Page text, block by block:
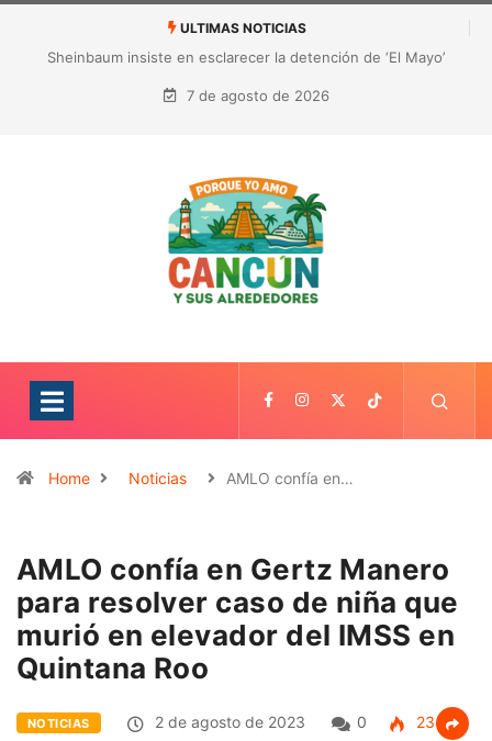
ULTIMAS NOTICIAS
¿Quién es Galita Ari y por qué acusa a RoRo de robar contenido?
La polémica que sacude las redes sociales
7 de agosto de 2026
Home Noticias AMLO confía en…
AMLO confía en Gertz Manero
para resolver caso de niña que
murió en elevador del IMSS en
Quintana Roo
NOTICIAS 2 de agosto de 2023 0 234